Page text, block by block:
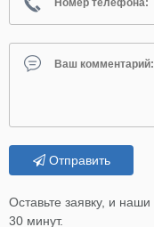
Отправить
Оставьте заявку, и
30 минут.